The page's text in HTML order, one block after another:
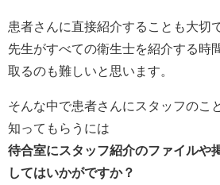
患者さんに直接紹介することも大切
先生がすべての衛生士を紹介する時
取るのも難しいと思います。
そんな中で患者さんにスタッフのこ
知ってもらうには
待合室にスタッフ紹介のファイルや
してはいかがですか？